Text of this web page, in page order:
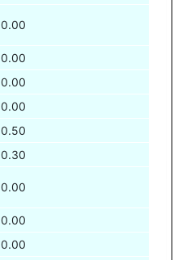
0.00
0.00
0.00
0.00
0.50
0.30
0.00
0.00
0.00